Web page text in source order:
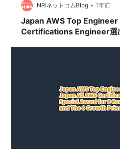
「NotebookLM」を併用して学
NRIネットコムBlog • 1年前
Japan AWS Top
Certifications Engineer選